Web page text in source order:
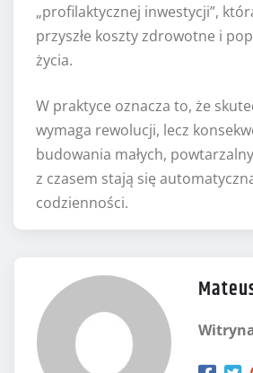
„profilaktycznej inwestycji”,
przyszłe koszty zdrowotne i
życia.
W praktyce oznacza to, że
wymaga rewolucji, lecz
budowania małych,
z czasem stają się
codzienności.